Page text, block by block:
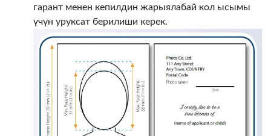
гарант менен кепилдин жарыялабай кол ысымы
үчүн уруксат берилиши керек.